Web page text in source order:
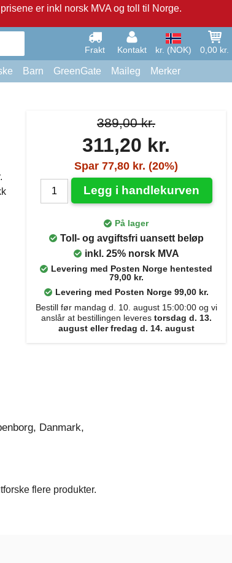
er inkl norsk MVA og toll til Norge.
Frakt Kontakt kr. (NOK) 0,00 kr.
Barn GreenGate Maileg Merker
389,00 kr.
311,20 kr.
Spar 77,80 kr. (20%)
Legg i handlekurven
På lager
Toll- og avgiftsfri uansett beløp
inkl. 25% norsk MVA
Levering med Posten Norge hentested
79,00 kr.
Levering med Posten Norge 99,00 kr.
Bestill før mandag d. 10. august 15:00:00 og vi
anslår at bestillingen leveres torsdag d. 13.
august eller fredag d. 14. august
Danmark,
flere produkter.